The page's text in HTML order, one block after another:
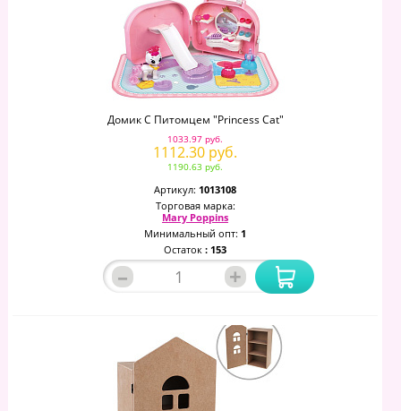
Домик С Питомцем "Princess Cat"
1033.97 руб.
1112.30 руб.
1190.63 руб.
Артикул: 1013108
Торговая марка:
Mary Poppins
Минимальный опт: 1
Остаток : 153
– +